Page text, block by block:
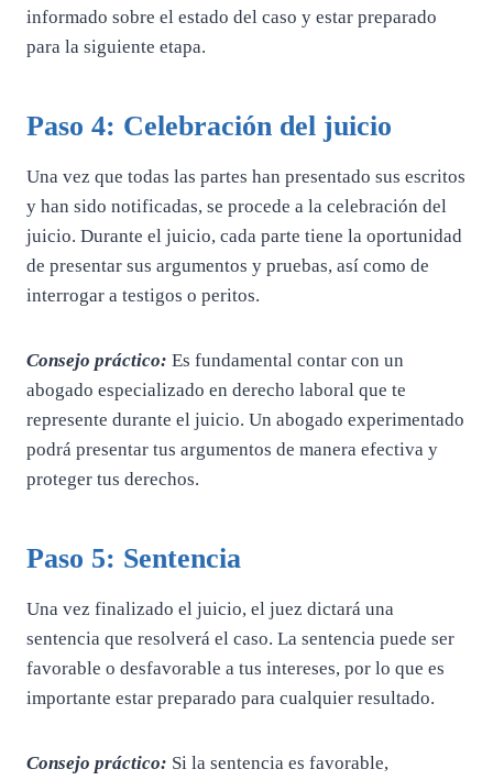
informado sobre el estado del caso y estar preparado
para la siguiente etapa.
Paso 4: Celebración del juicio
Una vez que todas las partes han presentado sus escritos
y han sido notificadas, se procede a la celebración del
juicio. Durante el juicio, cada parte tiene la oportunidad
de presentar sus argumentos y pruebas, así como de
interrogar a testigos o peritos.
Consejo práctico: Es fundamental contar con un
abogado especializado en derecho laboral que te
represente durante el juicio. Un abogado experimentado
podrá presentar tus argumentos de manera efectiva y
proteger tus derechos.
Paso 5: Sentencia
Una vez finalizado el juicio, el juez dictará una
sentencia que resolverá el caso. La sentencia puede ser
favorable o desfavorable a tus intereses, por lo que es
importante estar preparado para cualquier resultado.
Consejo práctico: Si la sentencia es favorable,